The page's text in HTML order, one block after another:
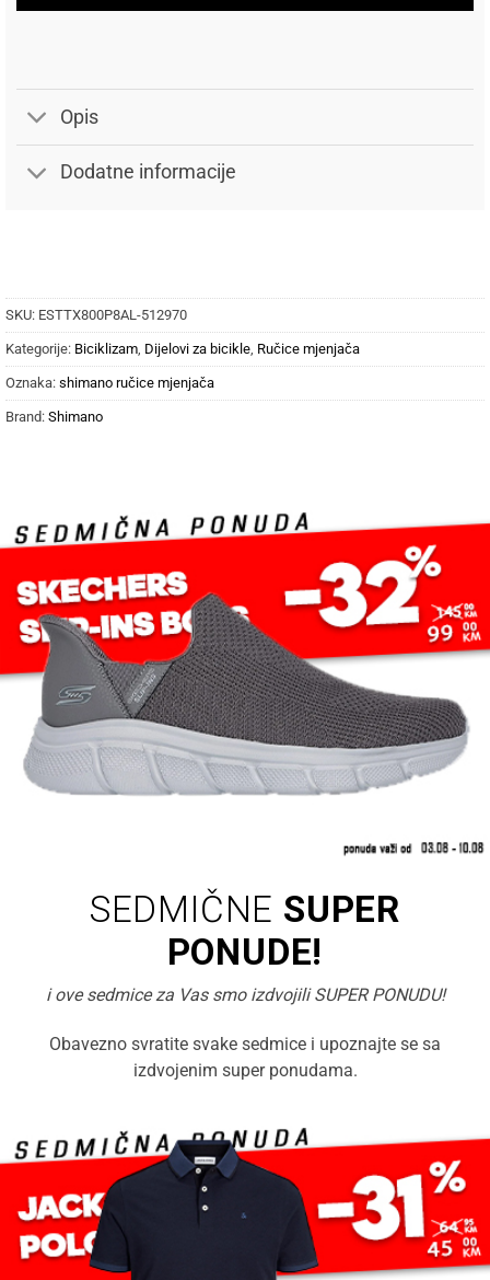
Opis
Dodatne informacije
SKU: ESTTX800P8AL-512970
Kategorije: Biciklizam, Dijelovi za bicikle, Ručice mjenjača
Oznaka: shimano ručice mjenjača
Brand: Shimano
SEDMIČNE SUPER
PONUDE!
i ove sedmice za Vas smo izdvojili SUPER PONUDU!
Obavezno svratite svake sedmice i upoznajte se sa
izdvojenim super ponudama.